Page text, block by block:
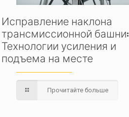
Исправление наклона
трансмиссионной башни:
Технологии усиления и
подъема на месте
Прочитайте больше